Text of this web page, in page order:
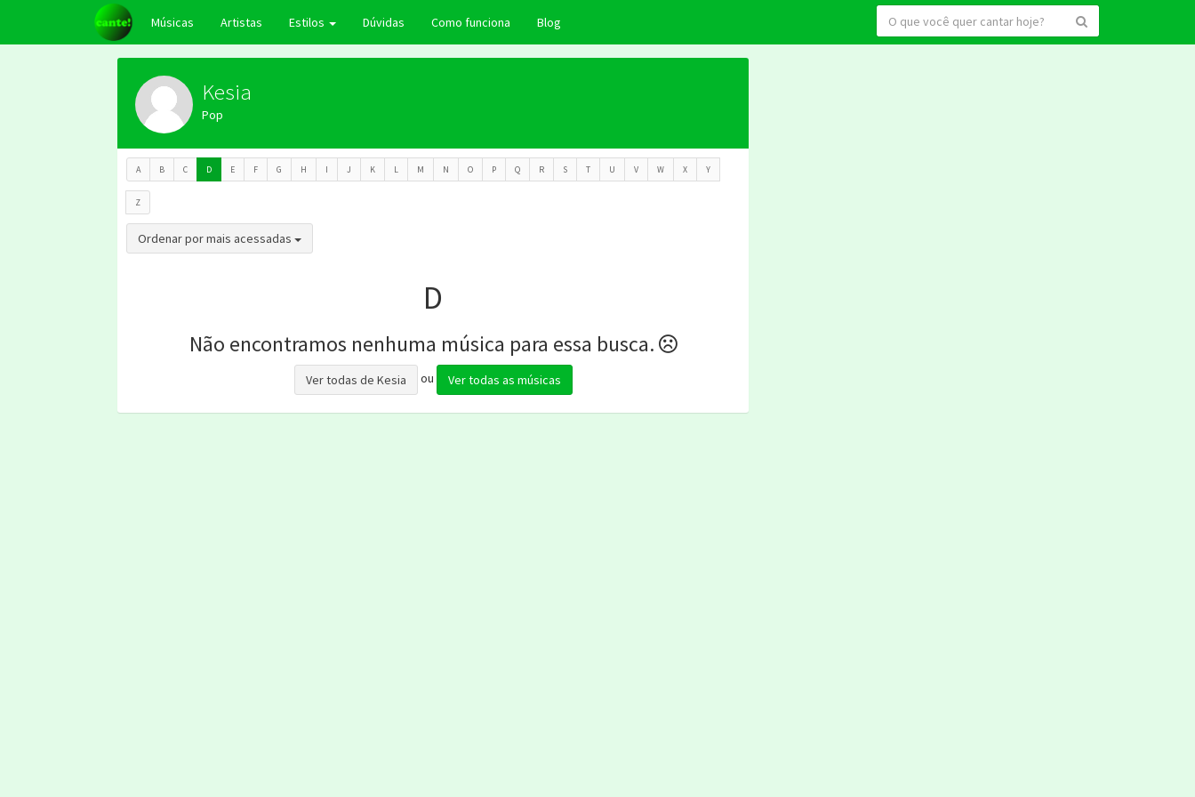
Músicas Artistas Estilos Dúvidas Como funciona Blog
Kesia
Pop
A B C D E F G H I J K L M N O P Q R S T U V W X Y
Z
Ordenar por mais acessadas Toggle Dropdown
D
Não encontramos nenhuma música para essa busca.
Ver todas de Kesia ou Ver todas as músicas